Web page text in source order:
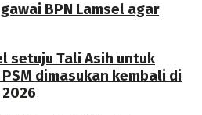
BPN Lamsel agar
setuju Tali Asih untuk
dimasukan kembali di